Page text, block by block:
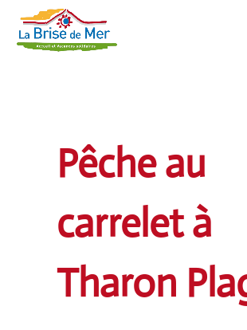
Pêche au
carrelet à
Tharon